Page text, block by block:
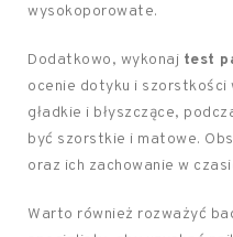
wysokoporowate.
Dodatkowo, wykonaj test
ocenie dotyku i szorstkości
gładkie i błyszczące,
być szorstkie i matowe.
oraz ich zachowanie w
Warto również rozważyć